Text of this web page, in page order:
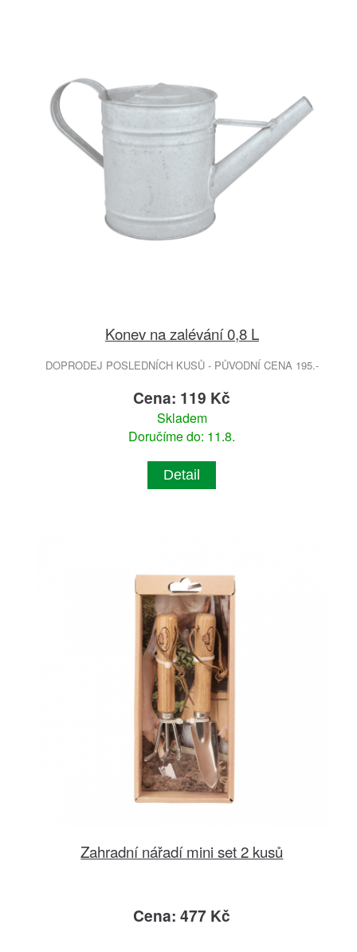
Konev na zalévání 0,8 L
DOPRODEJ POSLEDNÍCH KUSŮ - PŮVODNÍ CENA 195.-
Cena: 119 Kč
Skladem
Doručíme do: 11.8.
Detail
Zahradní nářadí mini set 2 kusů
Cena: 477 Kč